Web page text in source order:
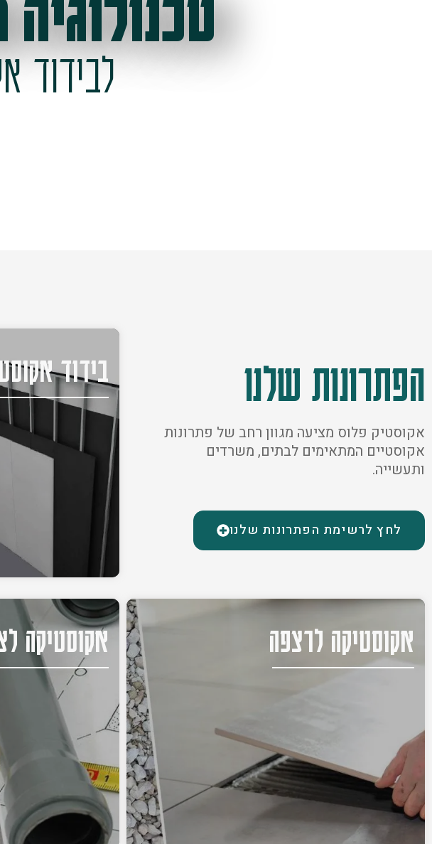
לבידוד
הפתרונות שלנו
אקוסטיק פלוס מציעה מגוון רחב של פתרונות
אקוסטיים המתאימים לבתים, משרדים
ותעשייה.
לחץ לרשימת הפתרונות שלנו
בידוד
אקוסטיקה לרצפה אקוסטיקה